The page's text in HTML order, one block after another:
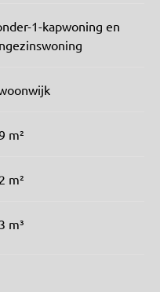
1-kapwoning en
m²
m²
m³